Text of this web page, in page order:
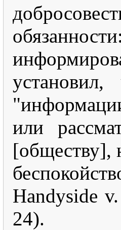
или
[обществу],
Handyside
24).